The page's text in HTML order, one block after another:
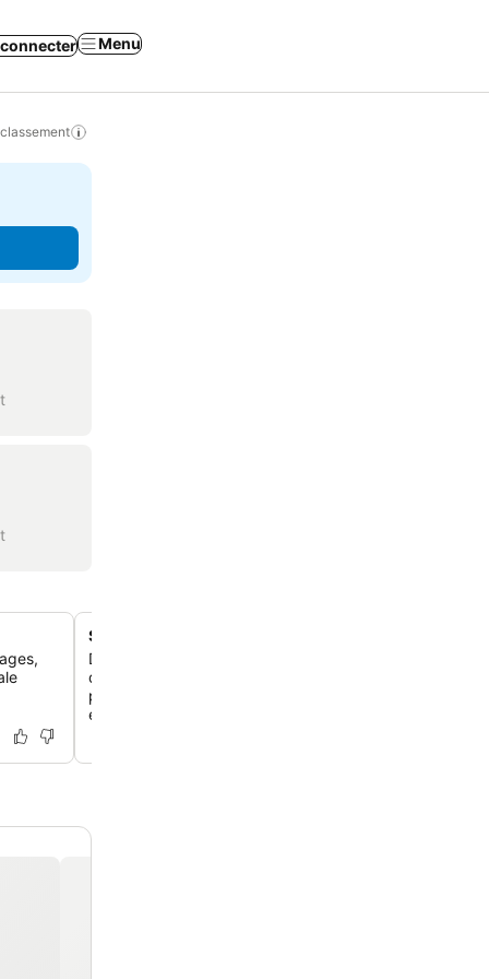
Menu
Steakhouse en penthouse avec vue
Dîne au TS Steakhouse, situé au dernier étage de la
des steaks de première qualité, des protéines de luxe
panoramiques à 360 degrés sur la vallée et les
environnants.